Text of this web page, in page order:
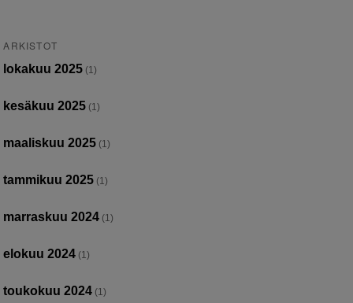
ARKISTOT
lokakuu 2025 (1)
kesäkuu 2025 (1)
maaliskuu 2025 (1)
tammikuu 2025 (1)
marraskuu 2024 (1)
elokuu 2024 (1)
toukokuu 2024 (1)